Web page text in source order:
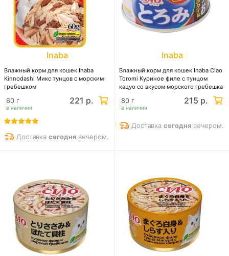
Inaba
Влажный корм для кошек Inaba
Kinnodashi Микс тунцов с морским
гребешком
в наличии
60 г 221 р.
Доставкасегодня вечером.
Inaba
Влажный корм для кошек Inaba Ciao
Toromi Куриное филе с тунцом
кацуо со вкусом морского гребешка
в наличии
80 г 215 р.
Доставкасегодня вечером.